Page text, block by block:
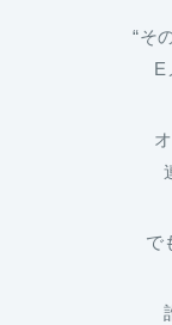
“そ
E
で